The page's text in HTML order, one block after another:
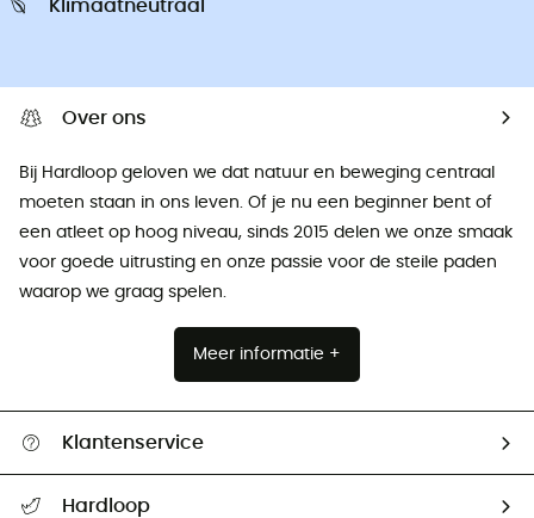
Klimaatneutraal
Over ons
Bij Hardloop geloven we dat natuur en beweging centraal
moeten staan ​​in ons leven. Of je nu een beginner bent of
een atleet op hoog niveau, sinds 2015 delen we onze smaak
voor goede uitrusting en onze passie voor de steile paden
waarop we graag spelen.
Meer informatie +
Klantenservice
Hardloop